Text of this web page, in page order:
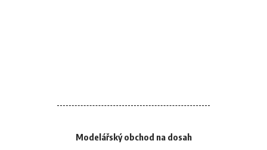
Modelářský obchod na dosah